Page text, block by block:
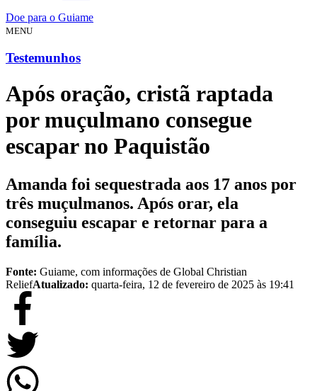
Doe para o Guiame
MENU
Testemunhos
Após oração, cristã raptada
por muçulmano consegue
escapar no Paquistão
Amanda foi sequestrada aos 17 anos por
três muçulmanos. Após orar, ela
conseguiu escapar e retornar para a
família.
Fonte: Guiame, com informações de Global Christian
ReliefAtualizado: quarta-feira, 12 de fevereiro de 2025 às 19:41